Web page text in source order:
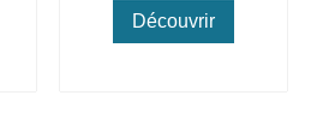
Découvrir